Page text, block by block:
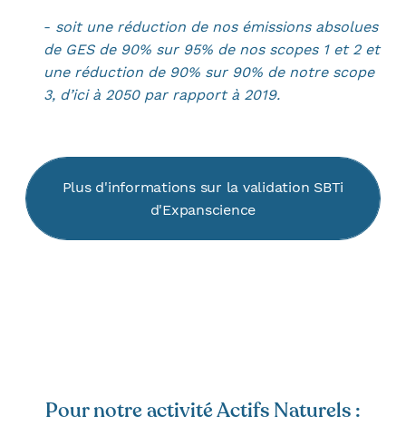
- soit une réduction de nos émissions absolues
de GES de 90% sur 95% de nos scopes 1 et 2 et
une réduction de 90% sur 90% de notre scope
3, d’ici à 2050 par rapport à 2019.
Plus d'informations sur la validation SBTi
d'Expanscience
Pour notre activité Actifs Naturels :